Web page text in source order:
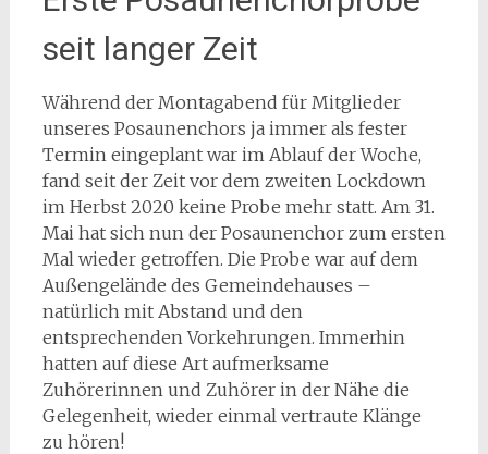
seit langer Zeit
Während der Montagabend für Mitglieder
unseres Posaunenchors ja immer als fester
Termin eingeplant war im Ablauf der Woche,
fand seit der Zeit vor dem zweiten Lockdown
im Herbst 2020 keine Probe mehr statt. Am 31.
Mai hat sich nun der Posaunenchor zum ersten
Mal wieder getroffen. Die Probe war auf dem
Außengelände des Gemeindehauses –
natürlich mit Abstand und den
entsprechenden Vorkehrungen. Immerhin
hatten auf diese Art aufmerksame
Zuhörerinnen und Zuhörer in der Nähe die
Gelegenheit, wieder einmal vertraute Klänge
zu hören!